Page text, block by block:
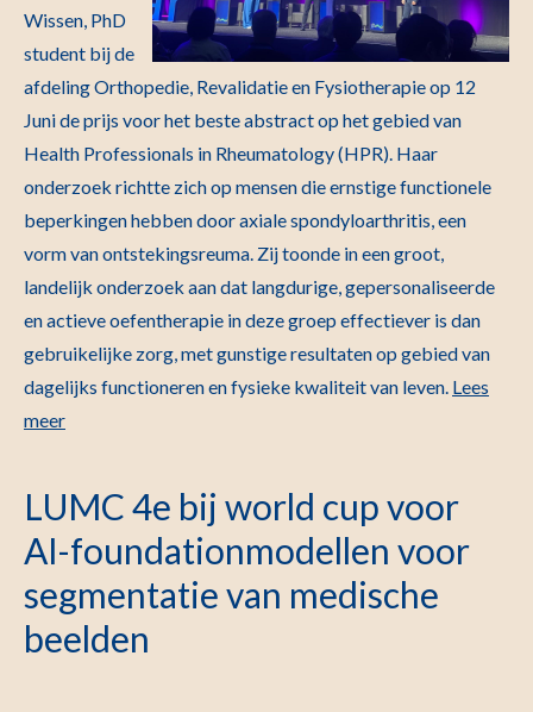
Wissen, PhD
student bij de
afdeling Orthopedie, Revalidatie en Fysiotherapie op 12
Juni de prijs voor het beste abstract op het gebied van
Health Professionals in Rheumatology (HPR). Haar
onderzoek richtte zich op mensen die ernstige functionele
beperkingen hebben door axiale spondyloarthritis, een
vorm van ontstekingsreuma. Zij toonde in een groot,
landelijk onderzoek aan dat langdurige, gepersonaliseerde
en actieve oefentherapie in deze groep effectiever is dan
gebruikelijke zorg, met gunstige resultaten op gebied van
dagelijks functioneren en fysieke kwaliteit van leven. Lees
meer
LUMC 4e bij world cup voor
AI-foundationmodellen voor
segmentatie van medische
beelden